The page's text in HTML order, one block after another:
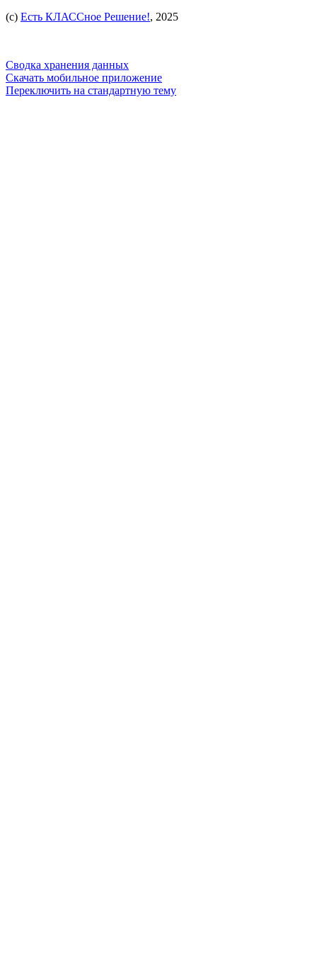
(c) Есть КЛАССное Решение!, 2025
Сводка хранения данных
Скачать мобильное приложение
Переключить на стандартную тему